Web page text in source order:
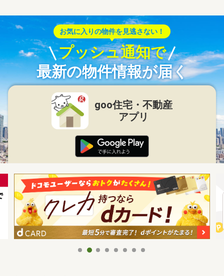
お気に入りの物件を見逃さない！
プッシュ通知で
最新の物件情報が届く
goo住宅・不動産
アプリ